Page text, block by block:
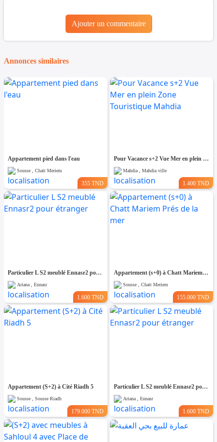
Ajouter un commentaire
Annonces similaires
Appartement pied dans l'eau
Sousse , Chatt Meriem
355 TND
Pour Vacance s+2 Vue Mer en plein Zone Touristique Mahdia
Mahdia , Mahdia ville
1.400 TND
Particulier L S2 meublé Ennasr2 pour étranger
Ariana , Ennasr
1.600 TND
Appartement (s+0) à Chatt Mariem Prés de la mer
Sousse , Chatt Meriem
155.000 TND
Appartement (S+2) à Cité Riadh 5
Sousse , Sousse Riadh
179.000 TND
Particulier L S2 meublé Ennasr2 pour étranger
Ariana , Ennasr
1.600 TND